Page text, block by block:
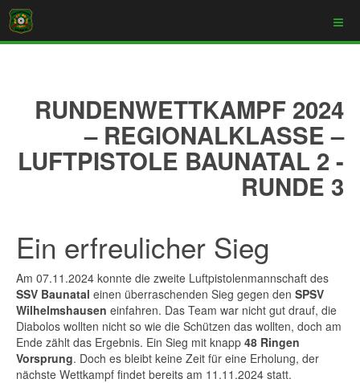
RUNDENWETTKAMPF 2024
– REGIONALKLASSE –
LUFTPISTOLE BAUNATAL 2 -
RUNDE 3
Ein erfreulicher Sieg
Am 07.11.2024 konnte die zweite Luftpistolenmannschaft des
SSV Baunatal einen überraschenden Sieg gegen den SPSV
Wilhelmshausen einfahren. Das Team war nicht gut drauf, die
Diabolos wollten nicht so wie die Schützen das wollten, doch am
Ende zählt das Ergebnis. Ein Sieg mit knapp 48 Ringen
Vorsprung. Doch es bleibt keine Zeit für eine Erholung, der
nächste Wettkampf findet bereits am 11.11.2024 statt.